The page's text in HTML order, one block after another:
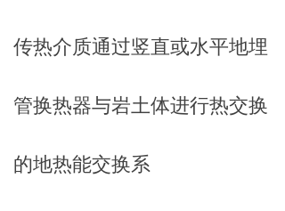
传热介质通过竖直或水平地埋
管换热器与岩土体进行热交换
的地热能交换系